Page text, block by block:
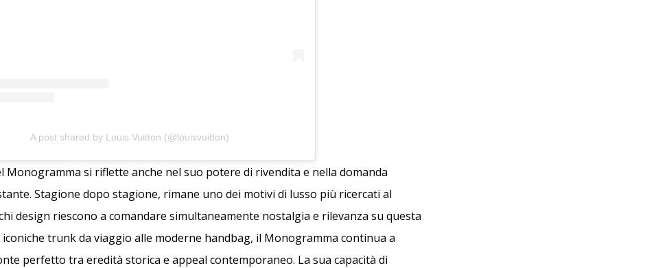
A post shared by Louis Vuitton (@louisvuitton)
Monogramma si riflette anche nel suo potere di rivendita e nella domanda
Stagione dopo stagione, rimane uno dei motivi di lusso più ricercati al
design riescono a comandare simultaneamente nostalgia e rilevanza su questa
iconiche trunk da viaggio alle moderne handbag, il Monogramma continua a
perfetto tra eredità storica e appeal contemporaneo. La sua capacità di